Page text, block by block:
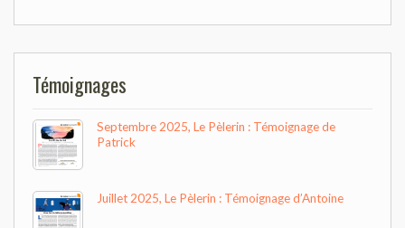
Témoignages
Septembre 2025, Le Pèlerin : Témoignage de
Patrick
Juillet 2025, Le Pèlerin : Témoignage d’Antoine